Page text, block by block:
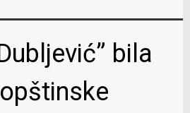
bila